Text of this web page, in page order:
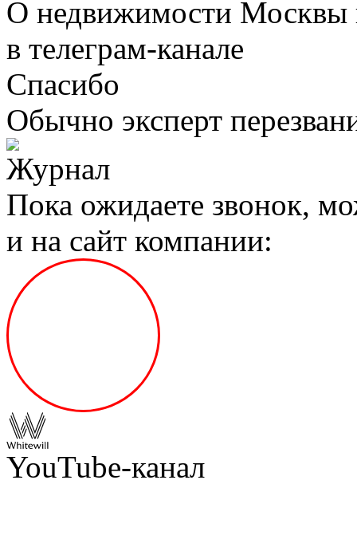
О недвижимости Москвы
в телеграм‑канале
Спасибо
Обычно эксперт
Пока ожидаете звонок,
и на сайт компании:
YouTube-канал